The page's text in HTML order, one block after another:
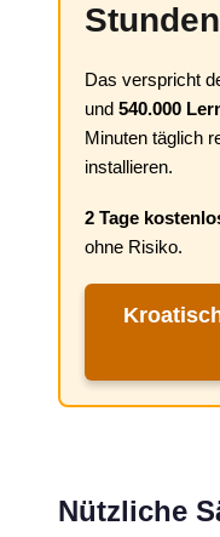
Stunden
Das verspricht
und 540.000
Minuten täglich
installieren.
2 Tage
ohne Risiko.
Nützliche